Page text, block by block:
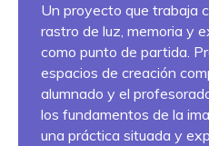
Un proyecto que trabaja
rastro de luz, memoria y
como punto de partida.
espacios de creación
alumnado y el
los fundamentos de la
una práctica situada y